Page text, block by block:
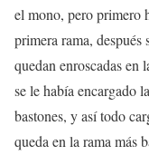
el mono, pero primero
primera rama, después
quedan enroscadas en
se le había encargado
bastones, y así todo
queda en la rama más